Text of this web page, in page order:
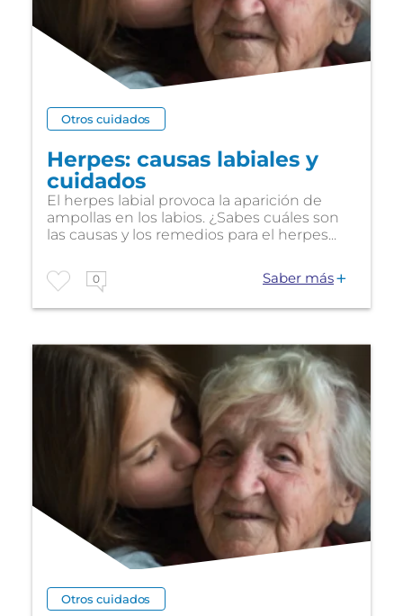
Otros cuidados
Herpes: causas labiales y
cuidados
El herpes labial provoca la aparición de
ampollas en los labios. ¿Sabes cuáles son
las causas y los remedios para el herpes...
0 Saber más
Otros cuidados